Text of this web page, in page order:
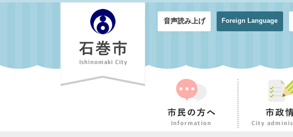
音声読み上げ Foreign Language